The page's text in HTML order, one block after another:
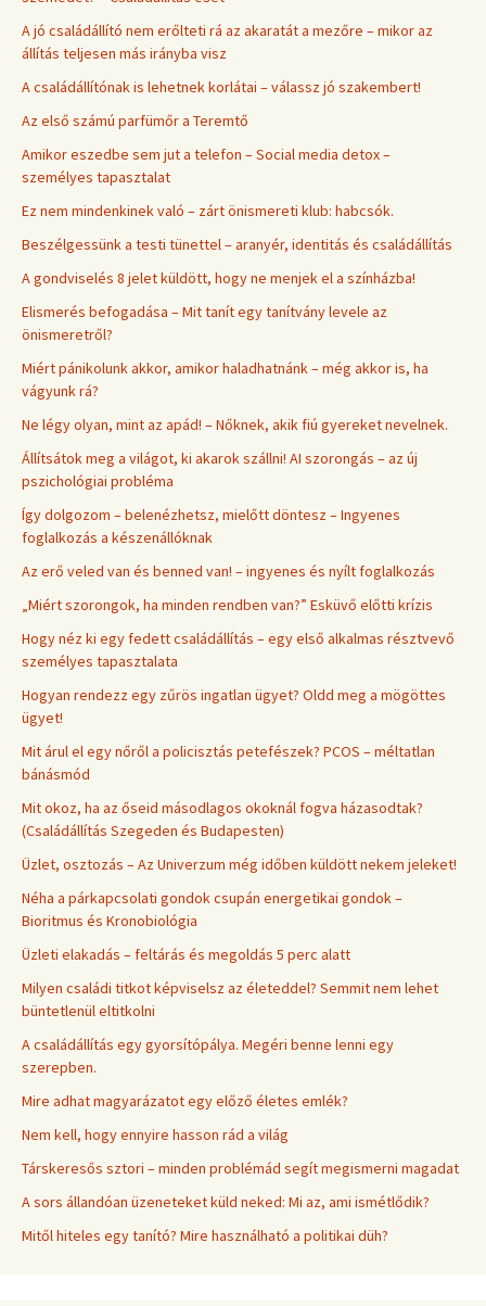
A jó családállító nem erőlteti rá az akaratát a mezőre – mikor az
állítás teljesen más irányba visz
A családállítónak is lehetnek korlátai – válassz jó szakembert!
Az első számú parfümőr a Teremtő
Amikor eszedbe sem jut a telefon – Social media detox –
személyes tapasztalat
Ez nem mindenkinek való – zárt önismereti klub: habcsók.
Beszélgessünk a testi tünettel – aranyér, identitás és családállítás
A gondviselés 8 jelet küldött, hogy ne menjek el a színházba!
Elismerés befogadása – Mit tanít egy tanítvány levele az
önismeretről?
Miért pánikolunk akkor, amikor haladhatnánk – még akkor is, ha
vágyunk rá?
Ne légy olyan, mint az apád! – Nőknek, akik fiú gyereket nevelnek.
Állítsátok meg a világot, ki akarok szállni! AI szorongás – az új
pszichológiai probléma
Így dolgozom – belenézhetsz, mielőtt döntesz – Ingyenes
foglalkozás a készenállóknak
Az erő veled van és benned van! – ingyenes és nyílt foglalkozás
„Miért szorongok, ha minden rendben van?” Esküvő előtti krízis
Hogy néz ki egy fedett családállítás – egy első alkalmas résztvevő
személyes tapasztalata
Hogyan rendezz egy zűrös ingatlan ügyet? Oldd meg a mögöttes
ügyet!
Mit árul el egy nőről a policisztás petefészek? PCOS – méltatlan
bánásmód
Mit okoz, ha az őseid másodlagos okoknál fogva házasodtak?
(Családállítás Szegeden és Budapesten)
Üzlet, osztozás – Az Univerzum még időben küldött nekem jeleket!
Néha a párkapcsolati gondok csupán energetikai gondok –
Bioritmus és Kronobiológia
Üzleti elakadás – feltárás és megoldás 5 perc alatt
Milyen családi titkot képviselsz az életeddel? Semmit nem lehet
büntetlenül eltitkolni
A családállítás egy gyorsítópálya. Megéri benne lenni egy
szerepben.
Mire adhat magyarázatot egy előző életes emlék?
Nem kell, hogy ennyire hasson rád a világ
Társkeresős sztori – minden problémád segít megismerni magadat
A sors állandóan üzeneteket küld neked: Mi az, ami ismétlődik?
Mitől hiteles egy tanító? Mire használható a politikai düh?